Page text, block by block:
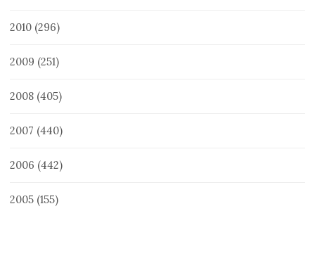
2010 (296)
2009 (251)
2008 (405)
2007 (440)
2006 (442)
2005 (155)